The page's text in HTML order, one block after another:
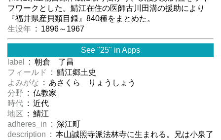
フワークとした。鯖江在住の医師古川田溝の援助により
『福井県産貝類目録』840種をまとめた。
生没年 : 1896～1967
See "25" in Apps
label
: 朝倉 了昌
フィールド
: 鯖江郷土史
よみがな : あさくら りょうしょう
分野 : 仏教家
時代 : 近代
地区 : 鯖江
adheres_in : 深江町
description : 本山誠照寺派法林寺に生まれる。兄は小泉了